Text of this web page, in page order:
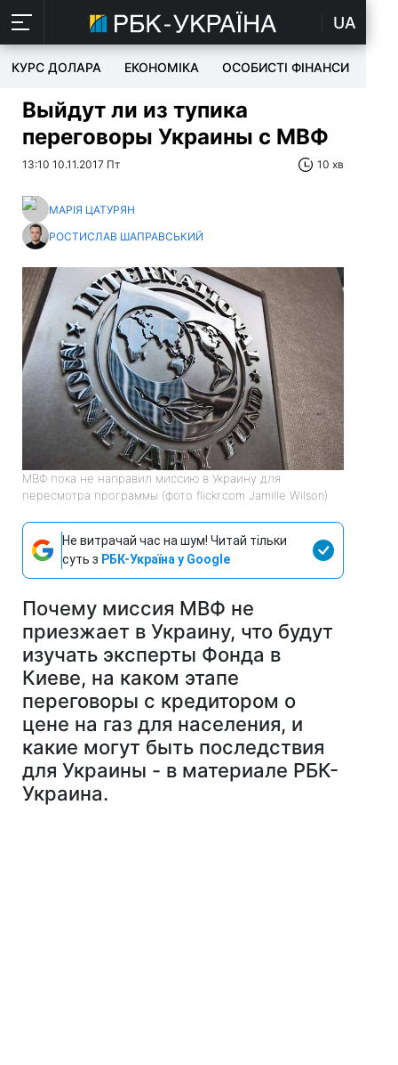
UA
КУРС ДОЛАРА ЕКОНОМІКА ОСОБИСТІ ФІНАНСИ
Выйдут ли из тупика
переговоры Украины с МВФ
13:10 10.11.2017 Пт 10 хв
МАРІЯ ЦАТУРЯН
РОСТИСЛАВ ШАПРАВСЬКИЙ
МВФ пока не направил миссию в Украину для
пересмотра программы (фото flickr.com Jamille Wilson)
Не витрачай час на шум! Читай тільки
суть з РБК-Україна у Google
Почему миссия МВФ не
приезжает в Украину, что будут
изучать эксперты Фонда в
Киеве, на каком этапе
переговоры с кредитором о
цене на газ для населения, и
какие могут быть последствия
для Украины - в материале РБК-
Украина.